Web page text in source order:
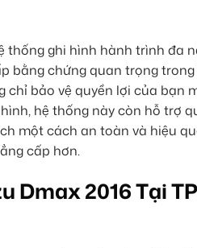
thống ghi hình hành trình đa
bằng chứng quan trọng
bảo vệ quyền lợi của bạn
hệ thống này còn hỗ trợ
một cách an toàn và hiệu
cấp hơn.
Dmax 2016 Tại